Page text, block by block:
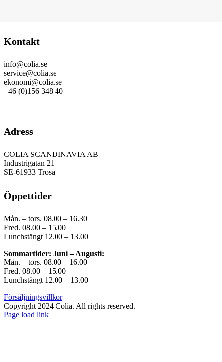
Kontakt
info@colia.se
service@colia.se
ekonomi@colia.se
+46 (0)156 348 40
Adress
COLIA SCANDINAVIA AB
Industrigatan 21
SE-61933 Trosa
Öppettider
Mån. – tors. 08.00 – 16.30
Fred. 08.00 – 15.00
Lunchstängt 12.00 – 13.00
Sommartider: Juni – Augusti:
Mån. – tors. 08.00 – 16.00
Fred. 08.00 – 15.00
Lunchstängt 12.00 – 13.00
Försäljningsvillkor
Copyright 2024 Colia. All rights reserved.
Page load link